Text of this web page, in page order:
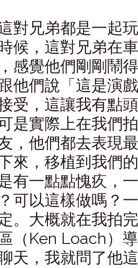
對兄弟都是一起
候，這對兄弟在
感覺他們剛剛鬧
他們說「這是演
受，這讓我有點
是實際上在我們
，他們都去表現
來，移植到我們
有一點點愧疚，
可以這樣做嗎？
。大概就在我拍
（Ken Loach）
天，我就問了他